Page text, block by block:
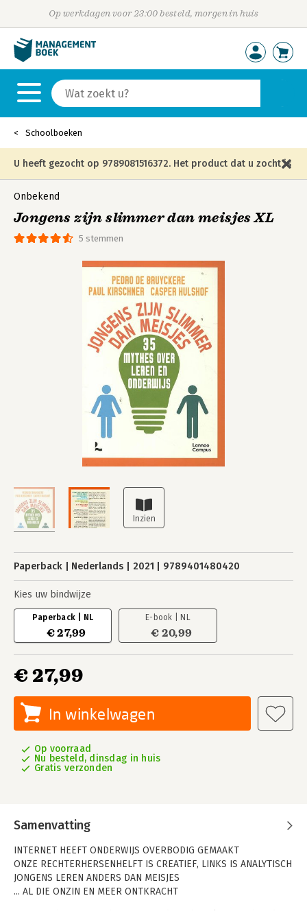
Op werkdagen voor 23:00 besteld, morgen in huis
Schoolboeken
U heeft gezocht op 9789081516372. Het product dat u zocht is
niet meer in die editie leverbaar en is vervangen door de
onderstaande editie.
5 stemmen
Onbekend
Jongens zijn slimmer dan meisjes XL
Paperback Nederlands 2021 9789401480420
Kies uw bindwijze
Paperback | NL
€ 27,99
E-book | NL
€ 20,99
€ 27,99
In winkelwagen
Op voorraad
Nu besteld, dinsdag in huis
Gratis verzonden
Samenvatting
INTERNET HEEFT ONDERWIJS OVERBODIG GEMAAKT
ONZE RECHTERHERSENHELFT IS CREATIEF, LINKS IS ANALYTISCH
JONGENS LEREN ANDERS DAN MEISJES
... AL DIE ONZIN EN MEER ONTKRACHT